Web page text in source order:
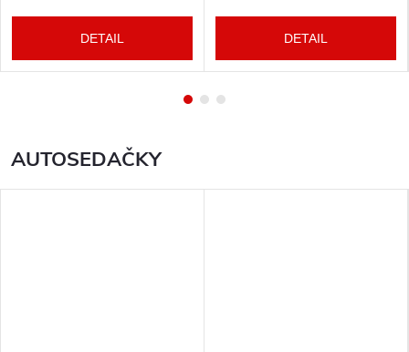
DETAIL DETAIL
AUTOSEDAČKY